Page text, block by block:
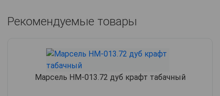
Рекомендуемые товары
Марсель НМ-013.72 дуб крафт табачный